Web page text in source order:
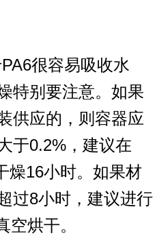
PA6很容易吸收水
特别要注意。如果
供应的，则容器应
于0.2%，建议在
燥16小时。如果材
过8小时，建议进行
空烘干。